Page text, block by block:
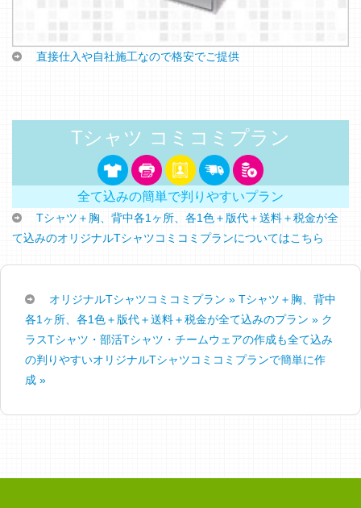
直接仕入や自社施工なので格安でご提供
Tシャツ コミコミプラン
全て込みの簡単で判りやすいプラン
Tシャツ＋胸、背中各1ヶ所、各1色＋版代＋送料＋税金が全
て込みのオリジナルTシャツコミコミプランについてはこちら
オリジナルTシャツコミコミプラン » Tシャツ＋胸、背中
各1ヶ所、各1色＋版代＋送料＋税金が全て込みのプラン » ク
ラスTシャツ・部活Tシャツ・チームウェアの作成も全て込み
の判りやすいオリジナルTシャツコミコミプランで簡単に作
成 »